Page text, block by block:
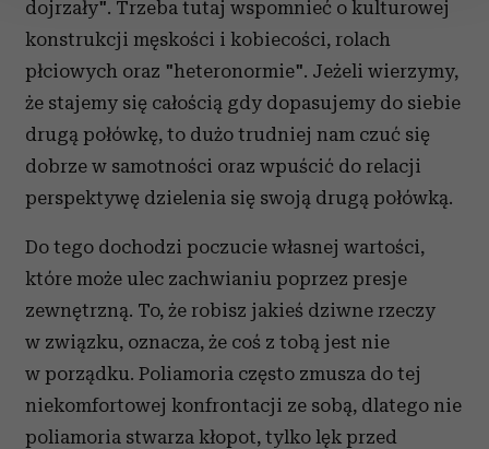
Wykorzystujemy pliki cookie do spersonalizowania treści
i reklam, aby oferować funkcje społecznościowe i
analizować ruch w naszej witrynie. Informacje o tym, jak
korzystasz z naszej witryny, udostępniamy partnerom
społecznościowym, reklamowym i analitycznym.
Partnerzy mogą połączyć te informacje z innymi danymi
otrzymanymi od Ciebie lub uzyskanymi podczas
dojrzały". Trzeba tutaj wspomnieć o kulturowej
konstrukcji męskości i kobiecości, rolach
płciowych oraz "heteronormie". Jeżeli wierzymy,
że stajemy się całością gdy dopasujemy do siebie
drugą połówkę, to dużo trudniej nam czuć się
dobrze w samotności oraz wpuścić do relacji
perspektywę dzielenia się swoją drugą połówką.
Do tego dochodzi poczucie własnej wartości,
które może ulec zachwianiu poprzez presje
zewnętrzną. To, że robisz jakieś dziwne rzeczy
w związku, oznacza, że coś z tobą jest nie
w porządku. Poliamoria często zmusza do tej
niekomfortowej konfrontacji ze sobą, dlatego nie
poliamoria stwarza kłopot, tylko lęk przed